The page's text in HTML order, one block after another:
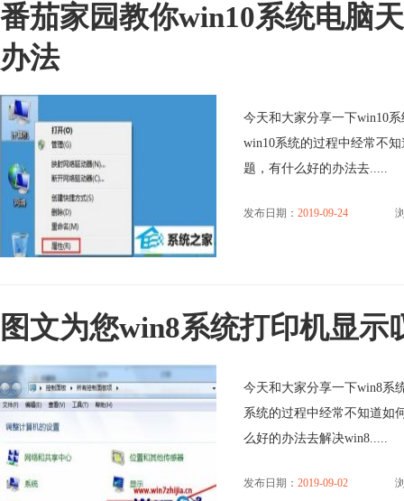
番茄家园教你win10系统电脑
办法
今天和大家分享一下win10
win10系统的过程中经常不
题，有什么好的办法去.....
发布日期： 2019-09-24
图文为您win8系统打印机显示
今天和大家分享一下win8系
系统的过程中经常不知道如
么好的办法去解决win8.....
发布日期： 2019-09-02